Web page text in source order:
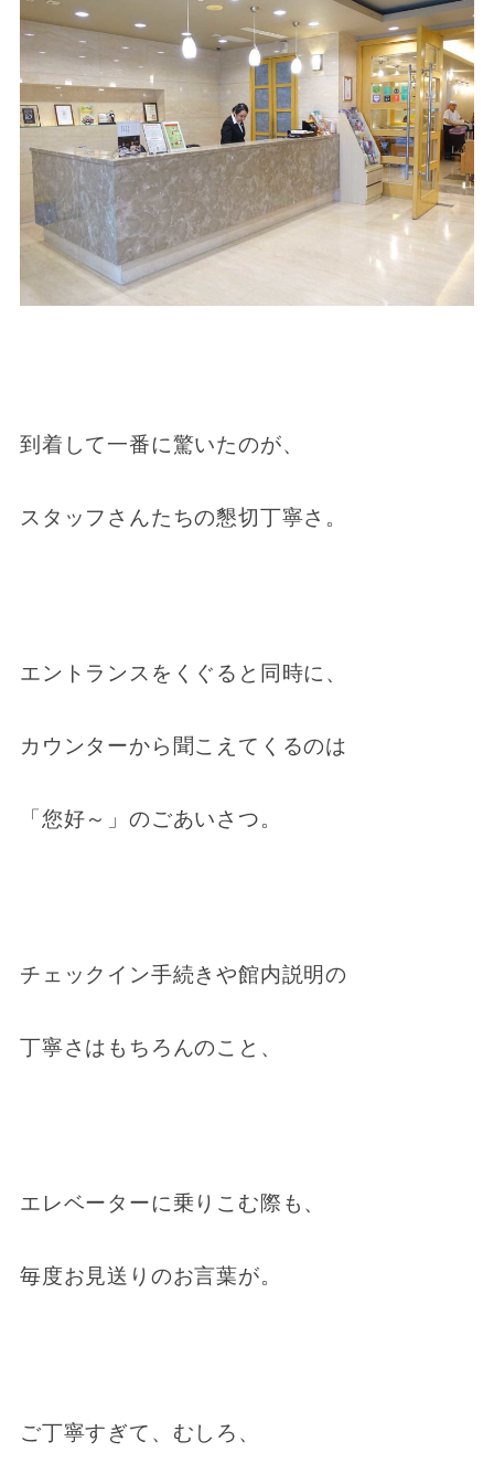
到着して一番に驚いたのが、
スタッフさんたちの懇切丁寧さ。
エントランスをくぐると同時に、
カウンターから聞こえてくるのは
「您好～」のごあいさつ。
チェックイン手続きや館内説明の
丁寧さはもちろんのこと、
エレベーターに乗りこむ際も、
毎度お見送りのお言葉が。
ご丁寧すぎて、むしろ、